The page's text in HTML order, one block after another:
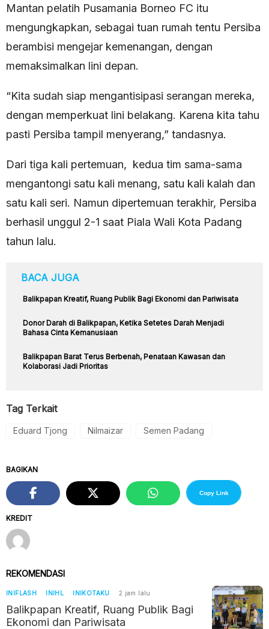
Mantan pelatih Pusamania Borneo FC itu
mengungkapkan, sebagai tuan rumah tentu Persiba
berambisi mengejar kemenangan, dengan
memaksimalkan lini depan.
“Kita sudah siap mengantisipasi serangan mereka,
dengan memperkuat lini belakang. Karena kita tahu
pasti Persiba tampil menyerang,” tandasnya.
Dari tiga kali pertemuan, kedua tim sama-sama
mengantongi satu kali menang, satu kali kalah dan
satu kali seri. Namun dipertemuan terakhir, Persiba
berhasil unggul 2-1 saat Piala Wali Kota Padang
tahun lalu.
BACA JUGA
Balikpapan Kreatif, Ruang Publik Bagi Ekonomi dan Pariwisata
Donor Darah di Balikpapan, Ketika Setetes Darah Menjadi
Bahasa Cinta Kemanusiaan
Balikpapan Barat Terus Berbenah, Penataan Kawasan dan
Kolaborasi Jadi Prioritas
Tag Terkait
Eduard Tjong Nilmaizar Semen Padang
KREDIT
BAGIKAN
Copy Link
REKOMENDASI
INIFLASH INIHL INIKOTAKU 2 jam lalu
Balikpapan Kreatif, Ruang Publik Bagi
Ekonomi dan Pariwisata